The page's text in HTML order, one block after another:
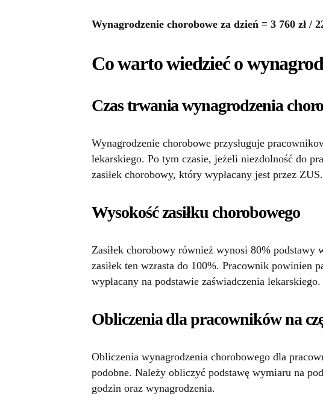
Wynagrodzenie chorobowe za dzień = 3 760 zł /
Co warto wiedzieć o
Czas trwania wynagrodzenia
Wynagrodzenie chorobowe przysługuje
lekarskiego. Po tym czasie, jeżeli niezdolność do
zasiłek chorobowy, który wypłacany jest przez ZUS.
Wysokość zasiłku chorobowego
Zasiłek chorobowy również wynosi 80%
zasiłek ten wzrasta do 100%. Pracownik powinien
wypłacany na podstawie zaświadczenia lekarskiego.
Obliczenia dla pracowników na
Obliczenia wynagrodzenia chorobowego dla
podobne. Należy obliczyć podstawę wymiaru na
godzin oraz wynagrodzenia.